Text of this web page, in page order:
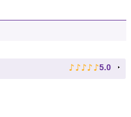
♪ ♪ ♪ ♪ ♪ 5.0